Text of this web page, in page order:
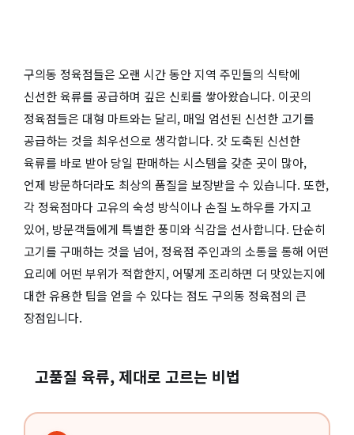
구의동 정육점들은 오랜 시간 동안 지역 주민들의 식탁에
신선한 육류를 공급하며 깊은 신뢰를 쌓아왔습니다. 이곳의
정육점들은 대형 마트와는 달리, 매일 엄선된 신선한 고기를
공급하는 것을 최우선으로 생각합니다. 갓 도축된 신선한
육류를 바로 받아 당일 판매하는 시스템을 갖춘 곳이 많아,
언제 방문하더라도 최상의 품질을 보장받을 수 있습니다. 또한,
각 정육점마다 고유의 숙성 방식이나 손질 노하우를 가지고
있어, 방문객들에게 특별한 풍미와 식감을 선사합니다. 단순히
고기를 구매하는 것을 넘어, 정육점 주인과의 소통을 통해 어떤
요리에 어떤 부위가 적합한지, 어떻게 조리하면 더 맛있는지에
대한 유용한 팁을 얻을 수 있다는 점도 구의동 정육점의 큰
장점입니다.
고품질 육류, 제대로 고르는 비법